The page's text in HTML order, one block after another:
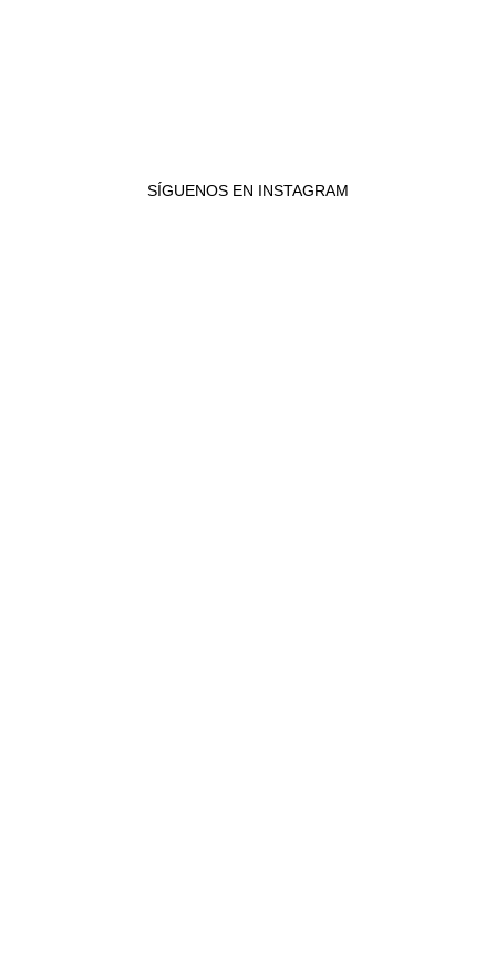
SÍGUENOS EN INSTAGRAM